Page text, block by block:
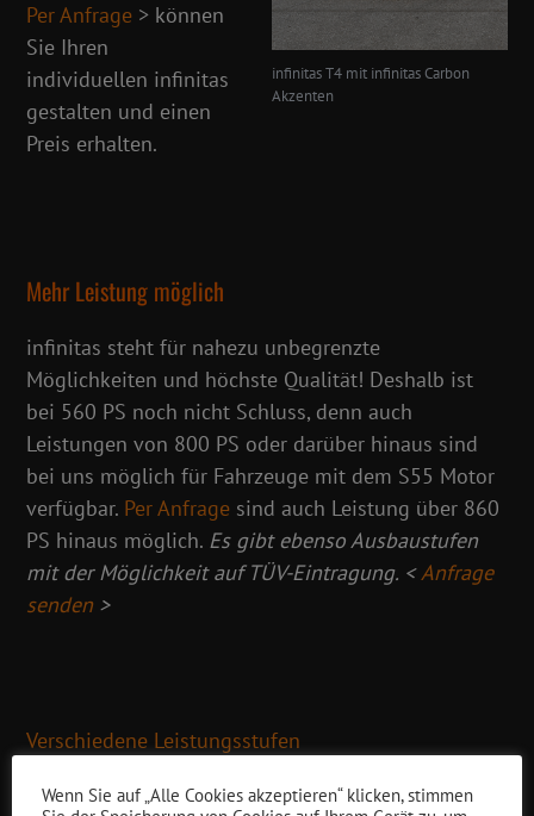
infinitas T4 mit infinitas Carbon
Akzenten
Per Anfrage > können
Sie Ihren
individuellen infinitas
gestalten und einen
Preis erhalten.
Mehr Leistung möglich
infinitas steht für nahezu unbegrenzte
Möglichkeiten und höchste Qualität! Deshalb ist
bei 560 PS noch nicht Schluss, denn auch
Leistungen von 800 PS oder darüber hinaus sind
bei uns möglich für Fahrzeuge mit dem S55 Motor
verfügbar. Per Anfrage sind auch Leistung über 860
PS hinaus möglich. Es gibt ebenso Ausbaustufen
mit der Möglichkeit auf TÜV-Eintragung. < Anfrage
senden >
Verschiedene Leistungsstufen
Sie besitzen ein anderes Fahrzeug und sind
Wenn Sie auf „Alle Cookies akzeptieren“ klicken, stimmen